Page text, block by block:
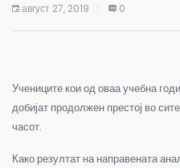
август 27, 2019 0
Учениците кои од оваа учебна
добијат продолжен престој во
часот.
Како резултат на направената